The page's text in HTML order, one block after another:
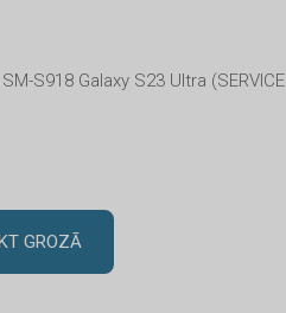
S918 Galaxy S23 Ultra (SERVICE
GROZĀ